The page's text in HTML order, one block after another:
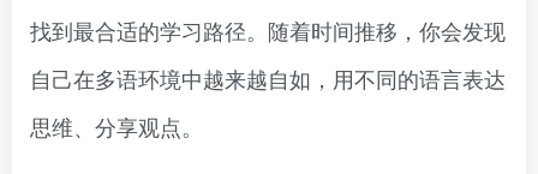
找到最合适的学习路径。随着时间推移，你会发现
自己在多语环境中越来越自如，用不同的语言表达
思维、分享观点。